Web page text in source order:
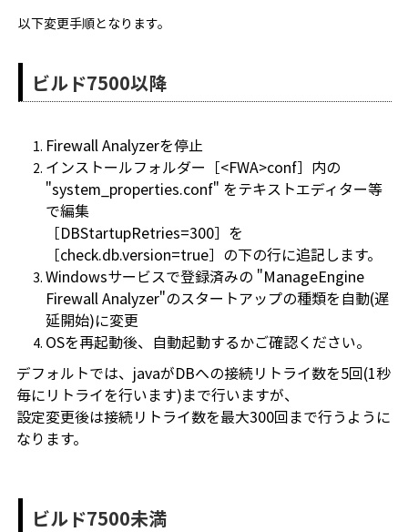
以下変更手順となります。
ビルド7500以降
Firewall Analyzerを停止
インストールフォルダー［<FWA>conf］内の
"system_properties.conf" をテキストエディター等
で編集
［DBStartupRetries=300］を
［check.db.version=true］の下の行に追記します。
Windowsサービスで登録済みの "ManageEngine
Firewall Analyzer"のスタートアップの種類を自動(遅
延開始)に変更
OSを再起動後、自動起動するかご確認ください。
デフォルトでは、javaがDBへの接続リトライ数を5回(1秒
毎にリトライを行います)まで行いますが、
設定変更後は接続リトライ数を最大300回まで行うように
なります。
ビルド7500未満